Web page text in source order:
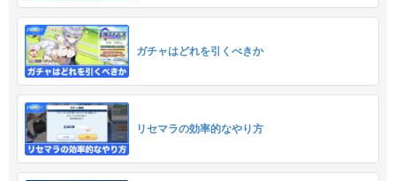
ガチャはどれを引くべきか
リセマラの効率的なやり方